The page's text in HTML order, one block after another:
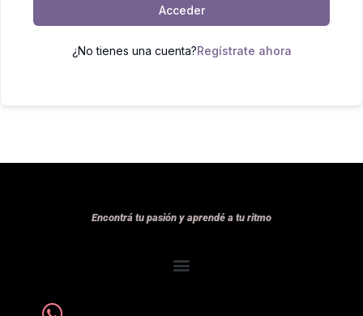
Acceder
¿No tienes una cuenta?Regístrate ahora
Encontrá tu pasión y aprendé a tu ritmo